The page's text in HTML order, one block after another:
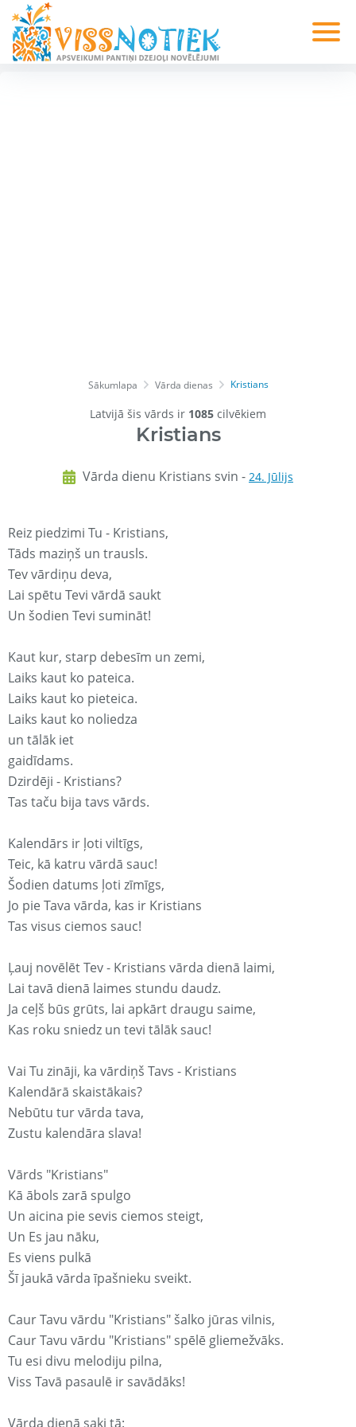
Sākumlapa Vārda dienas Kristians
Latvijā šis vārds ir 1085 cilvēkiem
Kristians
Vārda dienu Kristians svin - 24. Jūlijs
Reiz piedzimi Tu - Kristians,
Tāds maziņš un trausls.
Tev vārdiņu deva,
Lai spētu Tevi vārdā saukt
Un šodien Tevi sumināt!
Kaut kur, starp debesīm un zemi,
Laiks kaut ko pateica.
Laiks kaut ko pieteica.
Laiks kaut ko noliedza
un tālāk iet
gaidīdams.
Dzirdēji - Kristians?
Tas taču bija tavs vārds.
Kalendārs ir ļoti viltīgs,
Teic, kā katru vārdā sauc!
Šodien datums ļoti zīmīgs,
Jo pie Tava vārda, kas ir Kristians
Tas visus ciemos sauc!
Ļauj novēlēt Tev - Kristians vārda dienā laimi,
Lai tavā dienā laimes stundu daudz.
Ja ceļš būs grūts, lai apkārt draugu saime,
Kas roku sniedz un tevi tālāk sauc!
Vai Tu zināji, ka vārdiņš Tavs - Kristians
Kalendārā skaistākais?
Nebūtu tur vārda tava,
Zustu kalendāra slava!
Vārds "Kristians"
Kā ābols zarā spulgo
Un aicina pie sevis ciemos steigt,
Un Es jau nāku,
Es viens pulkā
Šī jaukā vārda īpašnieku sveikt.
Caur Tavu vārdu "Kristians" šalko jūras vilnis,
Caur Tavu vārdu "Kristians" spēlē gliemežvāks.
Tu esi divu melodiju pilna,
Viss Tavā pasaulē ir savādāks!
Vārda dienā saki tā: